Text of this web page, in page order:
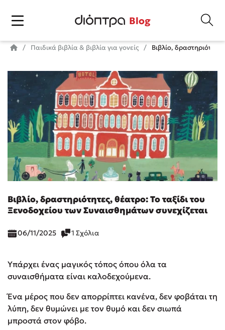
Blog
Παιδικά βιβλία & βιβλία για γονείς Βιβλίο,
Βιβλίο, δραστηριότητες, θέατρο: Το ταξίδι του
Ξενοδοχείου των Συναισθημάτων συνεχίζεται
06/11/2025 1 Σχόλια
Υπάρχει ένας μαγικός τόπος όπου όλα τα
συναισθήματα είναι καλοδεχούμενα.
Ένα μέρος που δεν απορρίπτει κανένα, δεν φοβάται τη
λύπη, δεν θυμώνει με τον θυμό και δεν σιωπά
μπροστά στον φόβο.